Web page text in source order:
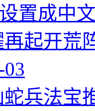
置成中
起开荒
03
兵法宝